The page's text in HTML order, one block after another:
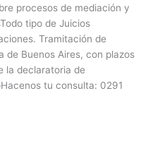
procesos de mediación y
tipo de Juicios
Tramitación de
de Buenos Aires, con plazos
la declaratoria de
tu consulta: 0291